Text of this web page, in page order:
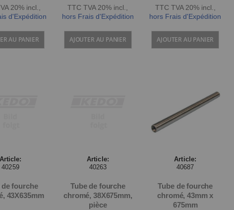
20% incl.
d'Expédition
AU PANIER
TTC TVA 20% incl.
hors Frais d'Expédition
AJOUTER AU PANIER
TTC TVA 20% incl.
hors Frais d'Expédition
AJOUTER AU PANIER
Article:
40259
de fourche
43X635mm
Article:
40263
Tube de fourche
chromé, 38X675mm,
pièce
Article:
40687
Tube de fourche
chromé, 43mm x
675mm